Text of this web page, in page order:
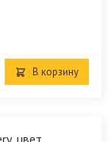
В корзину